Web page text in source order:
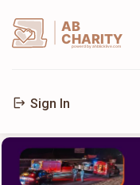
AB
CHARITY
powerd by ahblicklive.com
Sign In